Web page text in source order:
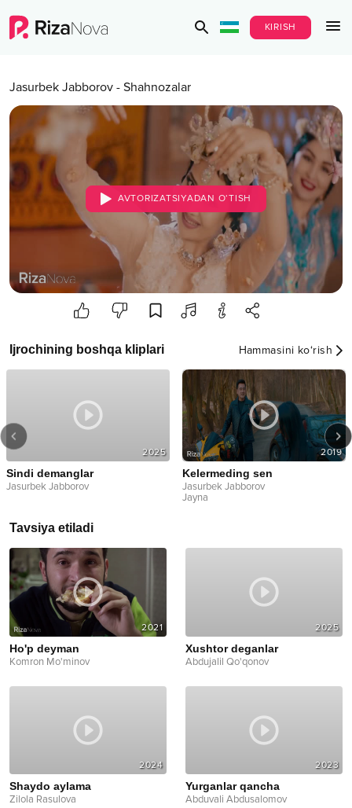
KIRISH
Jasurbek Jabborov - Shahnozalar
AVTORIZATSIYADAN O‘TISH
Ijrochining boshqa kliplari Hammasini ko‘rish
2025
Sindi demanglar
Jasurbek Jabborov
2019
Kelermeding sen
Jasurbek Jabborov
Jayna
Tavsiya etiladi
2021
Ho'p deyman
Komron Mo'minov
2025
Xushtor deganlar
Abdujalil Qo'qonov
2024
Shaydo aylama
Zilola Rasulova
2023
Yurganlar qancha
Abduvali Abdusalomov